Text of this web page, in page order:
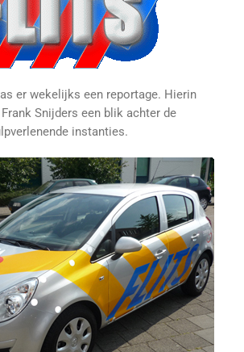
er wekelijks een reportage. Hierin
Snijders een blik achter de
instanties.